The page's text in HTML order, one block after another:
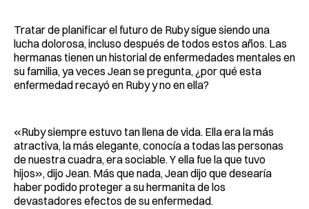
Tratar de planificar el futuro de Ruby sigue siendo una
lucha dolorosa, incluso después de todos estos años. Las
hermanas tienen un historial de enfermedades mentales en
su familia, ya veces Jean se pregunta, ¿por qué esta
enfermedad recayó en Ruby y no en ella?
«Ruby siempre estuvo tan llena de vida. Ella era la más
atractiva, la más elegante, conocía a todas las personas
de nuestra cuadra, era sociable. Y ella fue la que tuvo
hijos», dijo Jean. Más que nada, Jean dijo que desearía
haber podido proteger a su hermanita de los
devastadores efectos de su enfermedad.